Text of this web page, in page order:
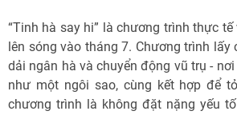
“Tinh hà say hi” là chương trình thực
lên sóng vào tháng 7. Chương trình
dải ngân hà và chuyển động vũ trụ -
như một ngôi sao, cùng kết hợp để
chương trình là không đặt nặng yếu